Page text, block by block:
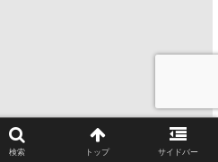
検索 トップ サイドバー